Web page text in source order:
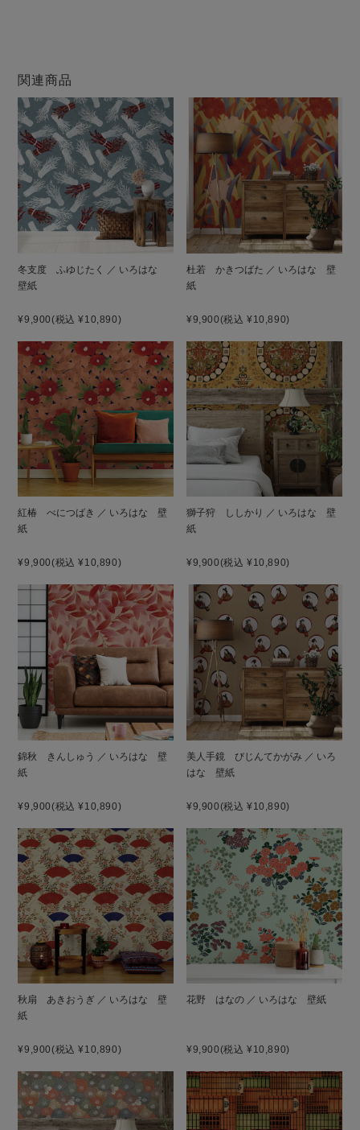
関連商品
冬支度 ふゆじたく ／ いろはな
壁紙
¥9,900(税込 ¥10,890)
杜若 かきつばた ／ いろはな 壁
紙
¥9,900(税込 ¥10,890)
紅椿 べにつばき ／ いろはな 壁
紙
¥9,900(税込 ¥10,890)
獅子狩 ししかり ／ いろはな 壁
紙
¥9,900(税込 ¥10,890)
錦秋 きんしゅう ／ いろはな 壁
紙
¥9,900(税込 ¥10,890)
美人手鏡 びじんてかがみ ／ いろ
はな 壁紙
¥9,900(税込 ¥10,890)
秋扇 あきおうぎ ／ いろはな 壁
紙
¥9,900(税込 ¥10,890)
花野 はなの ／ いろはな 壁紙
¥9,900(税込 ¥10,890)